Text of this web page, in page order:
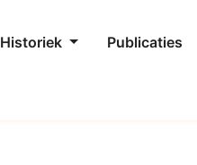
Historiek Publicaties